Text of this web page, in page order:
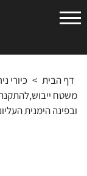
גרואה
דף הבית > כיורי
משטח
ובפינה הימנית